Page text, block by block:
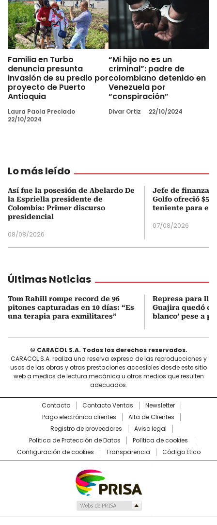
Familia en Turbo
denuncia presunta
invasión de su predio por
proyecto de Puerto
Antioquia
Laura Paola Preciado
22/10/2024
“Mi hijo no es un
criminal”: padre de
colombiano detenido en
Venezuela por
“conspiración”
Divar Ortiz 22/10/2024
Lo más leído
Así fue la posesión de Abelardo De
la Espriella presidente de
Colombia: Primer discurso
presidencial
08/08/2026
Jefe de finanzas
Golfo ofreció
teniente para
07/08/2026
Últimas Noticias
Tom Rahill rompe record de 96
pitones capturadas en 10 días: “Es
una terapia para exmilitares”
Represa para
Guajira quedó en
blanco’ pese a
© CARACOL S.A. Todos los derechos reservados.
CARACOL S.A. realiza una reserva expresa de las reproducciones y
usos de las obras y otras prestaciones accesibles desde este sitio
web a medios de lectura mecánica u otros medios que resulten
adecuados.
Contacto Contacto Ventas
Newsletter
Pago electrónico clientes
Alta de Clientes
Registro de proveedores
Aviso legal
Política de Protección de Datos
Política de cookies
Configuración de cookies
Transparencia Código Ético